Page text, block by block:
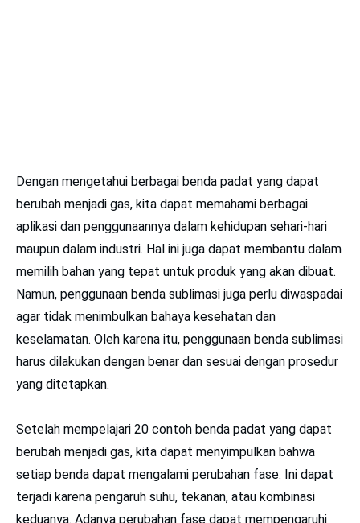
Dengan mengetahui berbagai benda padat yang dapat
berubah menjadi gas, kita dapat memahami berbagai
aplikasi dan penggunaannya dalam kehidupan sehari-hari
maupun dalam industri. Hal ini juga dapat membantu dalam
memilih bahan yang tepat untuk produk yang akan dibuat.
Namun, penggunaan benda sublimasi juga perlu diwaspadai
agar tidak menimbulkan bahaya kesehatan dan
keselamatan. Oleh karena itu, penggunaan benda sublimasi
harus dilakukan dengan benar dan sesuai dengan prosedur
yang ditetapkan.
Setelah mempelajari 20 contoh benda padat yang dapat
berubah menjadi gas, kita dapat menyimpulkan bahwa
setiap benda dapat mengalami perubahan fase. Ini dapat
terjadi karena pengaruh suhu, tekanan, atau kombinasi
keduanya. Adanya perubahan fase dapat mempengaruhi